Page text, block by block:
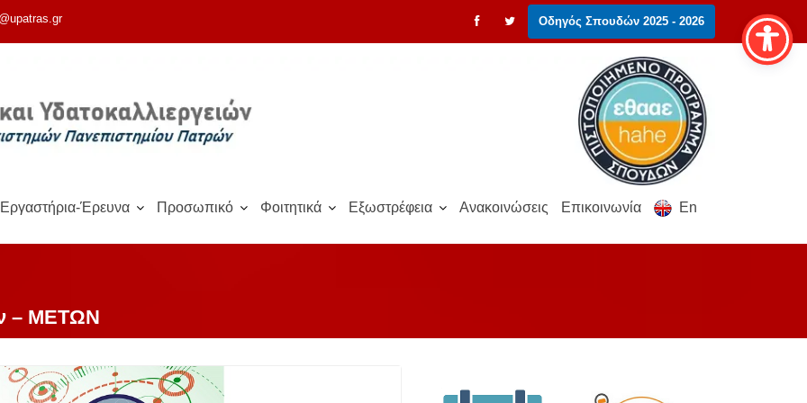
Οδηγός Σπουδών 2025 - 2026
Εργαστήρια-Έρευνα Προσωπικό Φοιτητικά Εξωστρέφεια Ανακοινώσεις Επικοινωνία En
– ΜΕΤΩΝ